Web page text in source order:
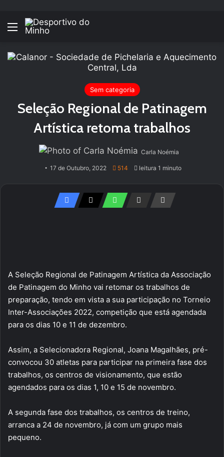
Menu
Sem categoria
Seleção Regional de Patinagem
Artística retoma trabalhos
Carla Noémia
17 de Outubro, 2022 514 leitura 1 minuto
A Seleção Regional de Patinagem Artística da Associação
de Patinagem do Minho vai retomar os trabalhos de
preparação, tendo em vista a sua participação no Torneio
Inter-Associações 2022, competição que está agendada
para os dias 10 e 11 de dezembro.
Assim, a Selecionadora Regional, Joana Magalhães, pré-
convocou 30 atletas para participar na primeira fase dos
trabalhos, os centros de visionamento, que estão
agendados para os dias 1, 10 e 15 de novembro.
A segunda fase dos trabalhos, os centros de treino,
arranca a 24 de novembro, já com um grupo mais
pequeno.